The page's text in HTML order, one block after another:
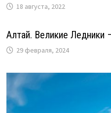
18 августа, 2022
Алтай. Великие Ледники
29 февраля, 2024